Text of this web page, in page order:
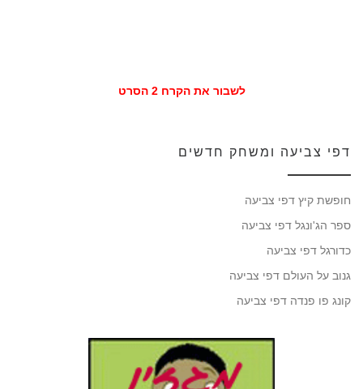
לשבור את הקרח 2 הסרט
דפי צביעה ומשחק חדשים
חופשת קיץ דפי צביעה
ספר הג'ונגל דפי צביעה
כדורגל דפי צביעה
גנוב על העולם דפי צביעה
קונג פו פנדה דפי צביעה